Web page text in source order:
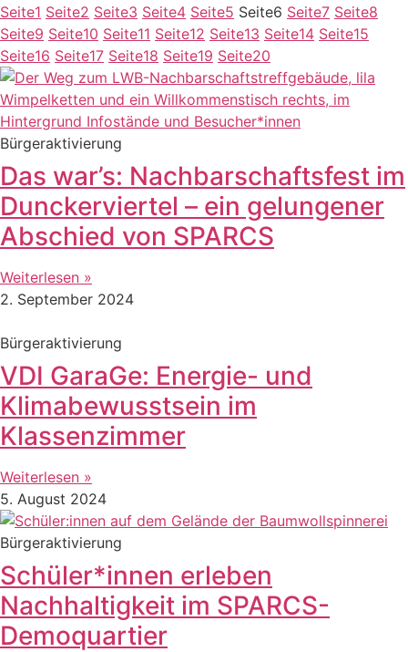
Seite1 Seite2 Seite3 Seite4 Seite5 Seite6 Seite7 Seite8
Seite9 Seite10 Seite11 Seite12 Seite13 Seite14 Seite15
Seite16 Seite17 Seite18 Seite19 Seite20
Bürgeraktivierung
Das war’s: Nachbarschaftsfest im
Dunckerviertel – ein gelungener
Abschied von SPARCS
Weiterlesen »
2. September 2024
Bürgeraktivierung
VDI GaraGe: Energie- und
Klimabewusstsein im
Klassenzimmer
Weiterlesen »
5. August 2024
Bürgeraktivierung
Schüler*innen erleben
Nachhaltigkeit im SPARCS-
Demoquartier